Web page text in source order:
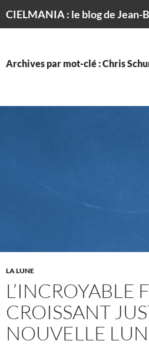
Archives par mot-clé : Chris
LA LUNE
L’INCROYABLE
CROISSANT
NOUVELLE